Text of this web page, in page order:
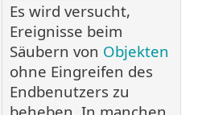
Es wird versucht,
Ereignisse beim
Säubern von Objekten
ohne Eingreifen des
Endbenutzers zu